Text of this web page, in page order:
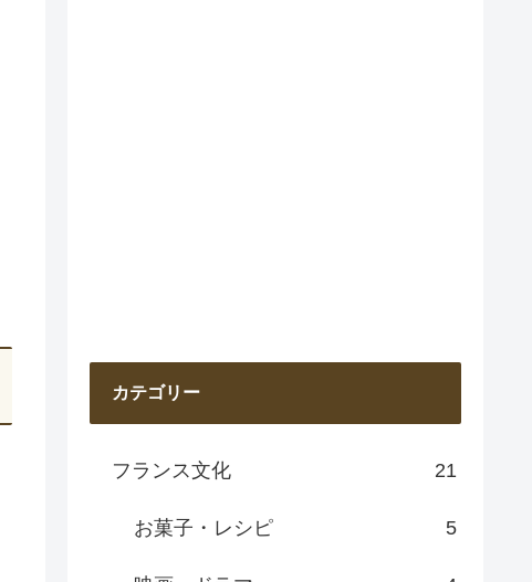
カテゴリー
フランス文化 21
お菓子・レシピ 5